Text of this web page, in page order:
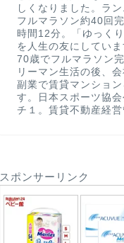
しくなりました。ラ
フルマラソン約40回
時間12分。「ゆっく
を人生の友にしてい
70歳でフルマラソン
リーマン生活の後、会
副業で賃貸マンショ
す。日本スポーツ協
チ１。賃貸不動産経営
スポンサーリンク